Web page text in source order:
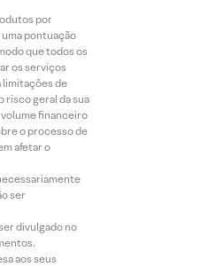
por
pontuação
que todos os
os serviços
limitações de
risco geral da sua
financeiro
o processo de
afetar o
ser
divulgado no
aos seus